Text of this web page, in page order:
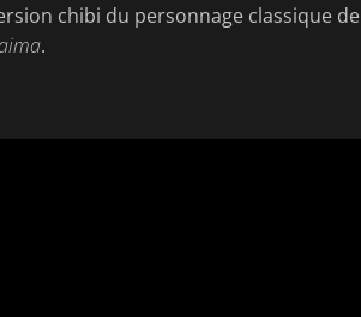
chibi du personnage classique de
.